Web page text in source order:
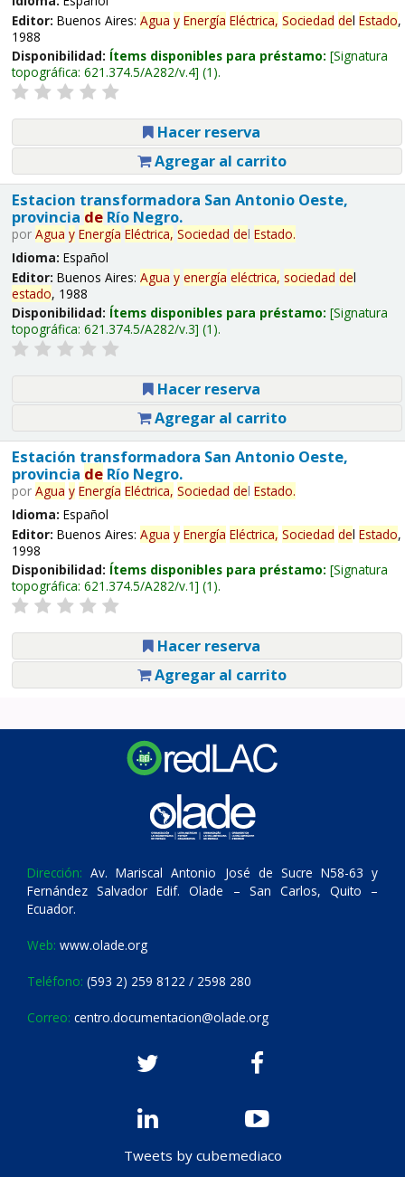
Editor: Buenos Aires: Agua y Energía Eléctrica, Sociedad del Estado,
1988
Disponibilidad: Ítems disponibles para préstamo: Signatura
topográfica: 621.374.5/A282/v.4 (1).
Hacer reserva
Agregar al carrito
Estacion transformadora San Antonio Oeste,
provincia deRío Negro.
por Agua y Energía Eléctrica, Sociedad del Estado.
Idioma: Español
Editor: Buenos Aires: Agua y energía eléctrica, sociedad del
estado, 1988
Disponibilidad: Ítems disponibles para préstamo: Signatura
topográfica: 621.374.5/A282/v.3 (1).
Hacer reserva
Agregar al carrito
Estación transformadora San Antonio Oeste,
provincia deRío Negro.
por Agua y Energía Eléctrica, Sociedad del Estado.
Idioma: Español
Editor: Buenos Aires: Agua y Energía Eléctrica, Sociedad del Estado,
1998
Disponibilidad: Ítems disponibles para préstamo: Signatura
topográfica: 621.374.5/A282/v.1 (1).
Hacer reserva
Agregar al carrito
Dirección: Av. Mariscal Antonio José de Sucre N58-63 y
Fernández Salvador Edif. Olade – San Carlos, Quito –
Ecuador.
Web: www.olade.org
Teléfono: (593 2) 259 8122 / 2598 280
Correo: centro.documentacion@olade.org
Tweets by cubemediaco